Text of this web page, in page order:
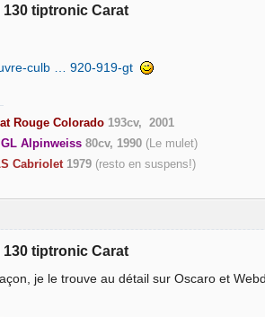
130 tiptronic Carat
culb … 920-919-gt
Rouge Colorado 193cv, 2001
Alpinweiss 80cv, 1990
Cabriolet 1979 (resto en
130 tiptronic Carat
je le trouve au détail sur Oscaro et